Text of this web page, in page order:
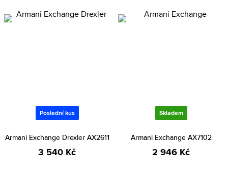
Poslední kus
Armani Exchange Drexler AX2611
3 540 Kč
Skladem
Armani Exchange AX7102
2 946 Kč